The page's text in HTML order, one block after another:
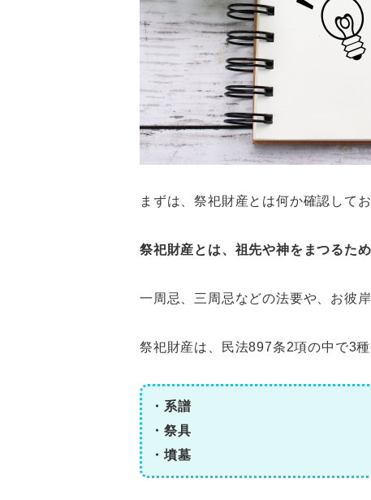
まずは、祭祀財産とは何か確認してお
祭祀財産とは、祖先や神をまつるた
一周忌、三周忌などの法要や、お彼
祭祀財産は、民法897条2項の中で3
・系譜
・祭具
・墳墓